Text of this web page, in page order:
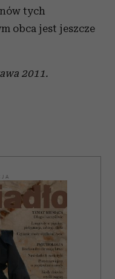
tych
obca jest jeszcze
2011.